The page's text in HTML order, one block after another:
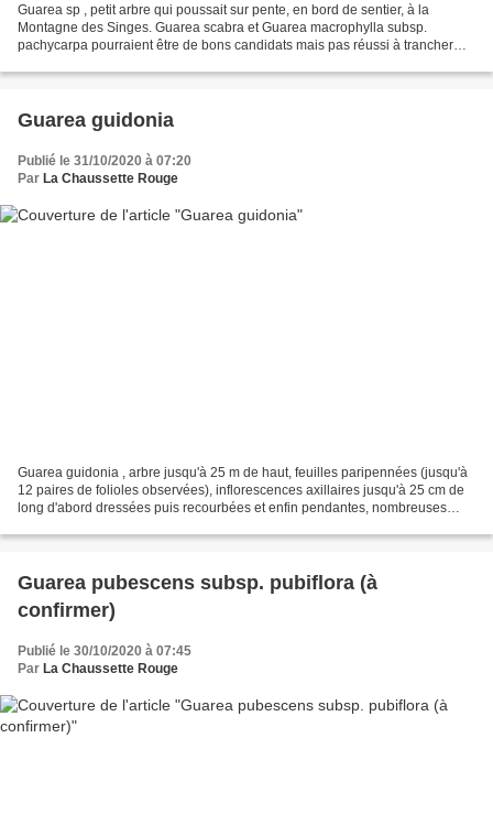
Guarea sp , petit arbre qui poussait sur pente, en bord de sentier, à la
Montagne des Singes. Guarea scabra et Guarea macrophylla subsp.
pachycarpa pourraient être de bons candidats mais pas réussi à trancher
Guarea guidonia
Publié le 31/10/2020 à 07:20
Par La Chaussette Rouge
Guarea guidonia , arbre jusqu'à 25 m de haut, feuilles paripennées (jusqu'à
12 paires de folioles observées), inflorescences axillaires jusqu'à 25 cm de
long d'abord dressées puis recourbées et enfin pendantes, nombreuses
Guarea pubescens subsp. pubiflora (à
confirmer)
Publié le 30/10/2020 à 07:45
Par La Chaussette Rouge